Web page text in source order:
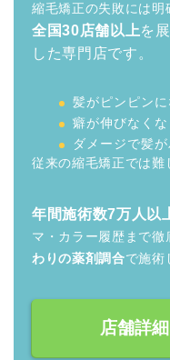
縮毛矯正の失敗には明
全国30店舗以上を
した専門店です。
髪がピンピンに
癖が伸びなくな
ダメージで髪
従来の縮毛矯正では難
年間施術数7万人以
マ・カラー履歴まで
わりの薬剤調合で施術
店舗詳